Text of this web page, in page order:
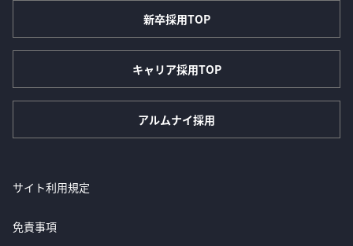
新卒採用TOP
キャリア採用TOP
アルムナイ採用
サイト利用規定
免責事項